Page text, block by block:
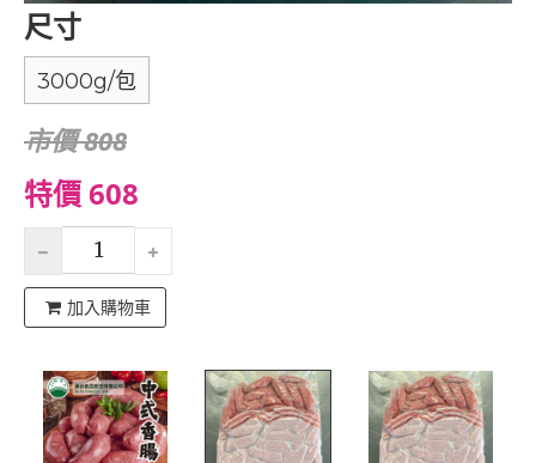
尺寸
3000g/包
市價 808
特價 608
加入購物車